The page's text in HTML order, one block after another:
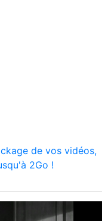
de vos vidéos,
2Go !